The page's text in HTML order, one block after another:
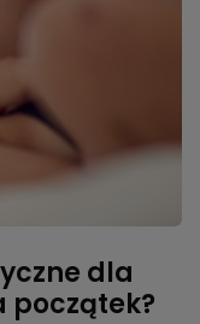
dla
początek?